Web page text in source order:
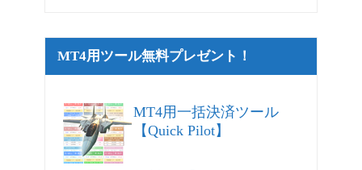
MT4用ツール無料プレゼント！
MT4用一括決済ツール
【Quick Pilot】